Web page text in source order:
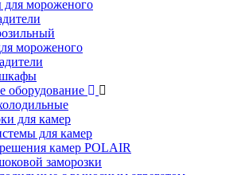
мороженого
мороженого
для камер
для камер
камер POLAIR
заморозки